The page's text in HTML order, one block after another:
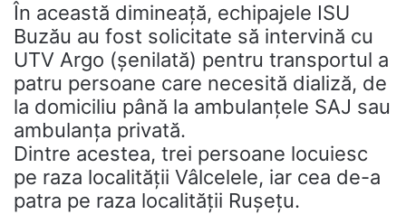
În această dimineață, echipajele ISU
Buzău au fost solicitate să intervină cu
UTV Argo (șenilată) pentru transportul a
patru persoane care necesită dializă, de
la domiciliu până la ambulanțele SAJ sau
ambulanța privată.
Dintre acestea, trei persoane locuiesc
pe raza localității Vâlcelele, iar cea de-a
patra pe raza localității Rușețu.